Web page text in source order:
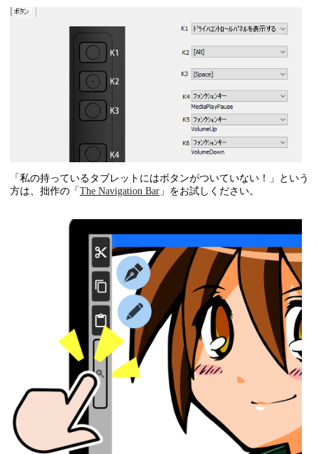
「私の持っているタブレットにはボタンがついていない！」という
方は、拙作の「The Navigation Bar 」をお試しください。